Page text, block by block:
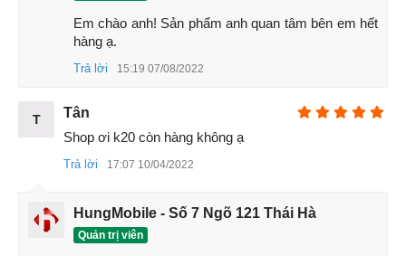
nghiên cứu hiện tại dành cho smartphone.
Em chào anh! Sản phẩm anh quan tâm bên em hết
hàng ạ.
Trả lời 15:19 07/08/2022
T
Tân
Shop ơi k20 còn hàng không ạ
Trả lời 17:07 10/04/2022
HungMobile - Số 7 Ngõ 121 Thái Hà
Quản trị viên